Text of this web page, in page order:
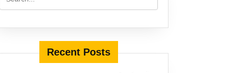
Recent Posts